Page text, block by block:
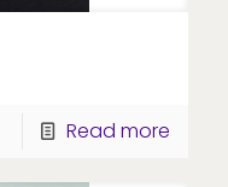
Read more